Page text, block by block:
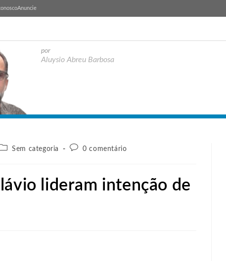
Anuncie
por
Aluysio Abreu Barbosa
Sem categoria 0 comentário
lideram intenção de